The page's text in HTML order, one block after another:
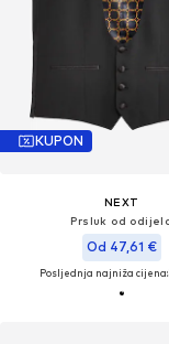
KUPON
NEXT
Prsluk od
Od 47,61 €
Posljednja najniža cijena: